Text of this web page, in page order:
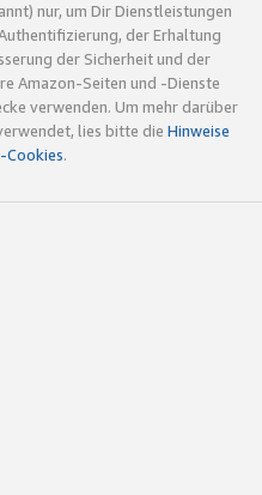
nur, um Dir Dienstleistungen
der Erhaltung
der Sicherheit und der
Amazon-Seiten und -Dienste
verwenden. Um mehr darüber
lies bitte die Hinweise
Cookies.